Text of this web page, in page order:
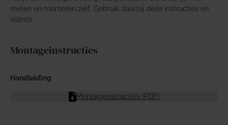
meten en monteren zelf. Gebruik daarbij deze instructies en
video’s.
Montageinstructies
Handleiding
Montageinstructies (PDF)